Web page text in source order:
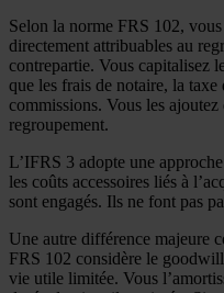
Selon la norme FRS 102,
directement attribuables au
contrepartie. Vous capitalisez
que les frais de notaire, la
commissions. Vous les
regroupement.
L’IFRS 3 adopte une
les coûts accessoires liés à
sont engagés. Ils ne font pas
Une autre différence majeure
FRS 102 considère le
vie utile limitée. Vous